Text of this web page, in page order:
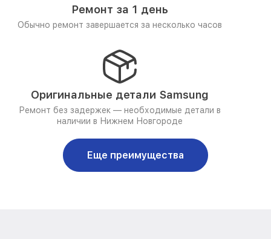
Ремонт за 1 день
Обычно ремонт завершается за несколько часов
Оригинальные детали Samsung
Ремонт без задержек — необходимые детали в
наличии в Нижнем Новгороде
Еще преимущества